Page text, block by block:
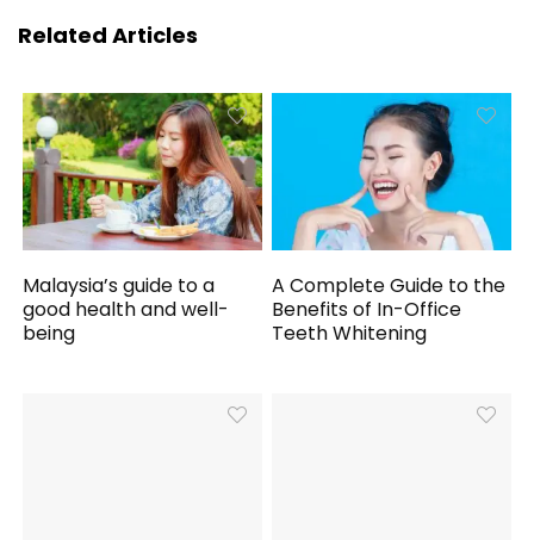
Related Articles
Malaysia’s guide to a
good health and well-
being
A Complete Guide to the
Benefits of In-Office
Teeth Whitening